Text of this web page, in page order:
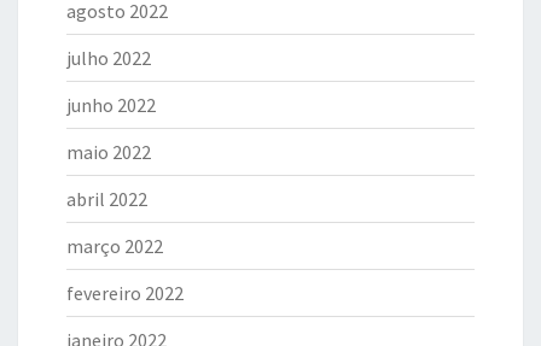
agosto 2022
julho 2022
junho 2022
maio 2022
abril 2022
março 2022
fevereiro 2022
janeiro 2022